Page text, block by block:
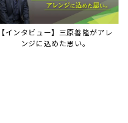
【インタビュー】三原善隆がアレ
ンジに込めた思い。